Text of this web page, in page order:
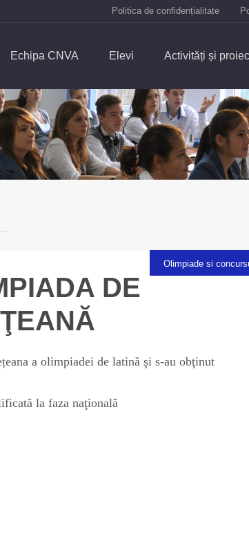
Politica de confidențialitate
Echipa CNVA Elevi Activități și
Olimpiade si
DE
a olimpiadei de latină şi s-au obţinut
la faza naţională